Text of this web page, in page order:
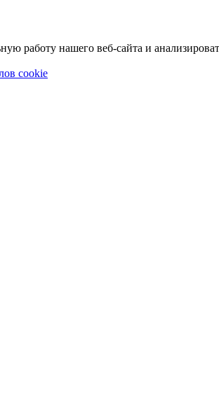
работу нашего веб-сайта и
cookie